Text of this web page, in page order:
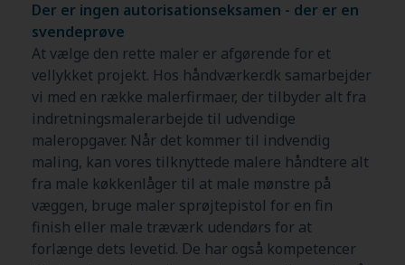
Der er ingen autorisationseksamen - der er en
svendeprøve
At vælge den rette maler er afgørende for et
vellykket projekt. Hos håndværker.dk samarbejder
vi med en række malerfirmaer, der tilbyder alt fra
indretningsmalerarbejde til udvendige
maleropgaver. Når det kommer til indvendig
maling, kan vores tilknyttede malere håndtere alt
fra male køkkenlåger til at male mønstre på
væggen, bruge maler sprøjtepistol for en fin
finish eller male træværk udendørs for at
forlænge dets levetid. De har også kompetencer